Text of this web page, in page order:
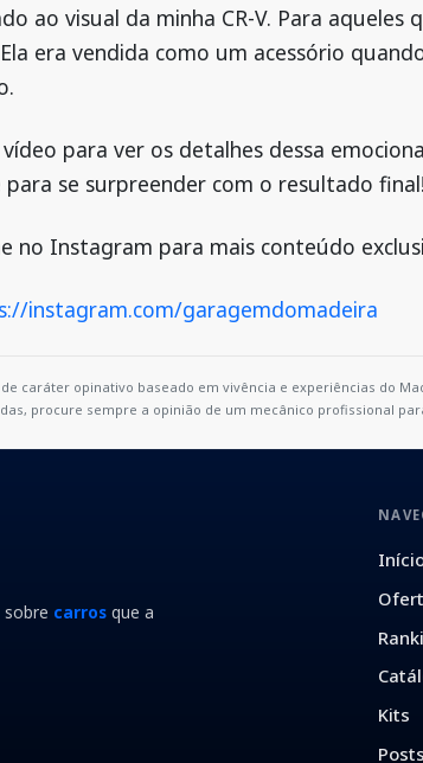
ao visual da minha CR-V. Para
Ela era vendida como um acessório
para ver os detalhes dessa
para se surpreender com o resultado final!
no Instagram para mais conteúdo
instagram.com/garagemdomadeira
caráter opinativo baseado em vivência e experiências do
procure sempre a opinião de um mecânico profissional
sobre carros que a
Kits
Posts